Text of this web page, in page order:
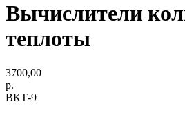
Вычислители
теплоты
3700,00
р.
ВКТ-9